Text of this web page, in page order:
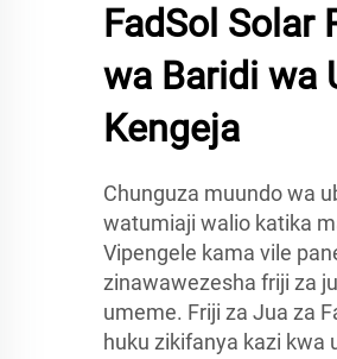
FadSol Solar
wa Baridi wa
Kengeja
Chunguza muundo wa
watumiaji walio katika
Vipengele kama vile
zinawawezesha friji za
umeme. Friji za Jua za
huku zikifanya kazi kwa